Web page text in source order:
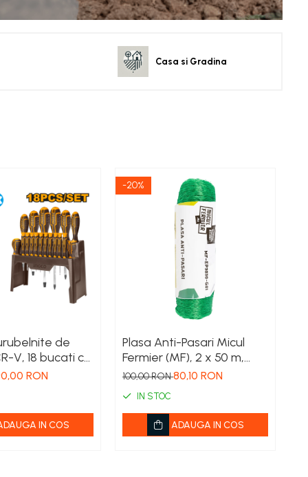
Casa si Gradina
de
V, 18 bucati cu
RON
IN COS
-20%
Plasa Anti-Pasari Micul
Fermier (MF), 2 x 50 m,
Model G01, Protectie Vita
100,00 RON80,10 RON
IN STOC
ADAUGA IN COS